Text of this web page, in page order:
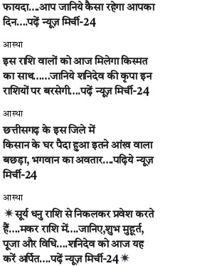
फायदा….आप जानिये कैसा रहेगा आपका
दिन….पढ़ें न्यूज़ मिर्ची-24
आस्था
इस राशि वालों को आज मिलेगा किस्मत
का साथ……जानिये शनिदेव की कृपा इन
राशियों पर बरसेगी….पढ़ें न्यूज़ मिर्ची-24
आस्था
छत्तीसगढ़ के इस जिले में
किसान के घर पैदा हुआ इतने आंख वाला
बछड़ा, भगवान का अवतार….पढ़िये न्यूज़
मिर्ची-24
आस्था
सूर्य धनु राशि से निकलकर प्रवेश करते
हैं….मकर राशि में….जानिए,शुभ मुहूर्त,
पूजा और विधि….शनिदेव को आज यह
करें अर्पित….पढ़ें न्यूज़ मिर्ची-24